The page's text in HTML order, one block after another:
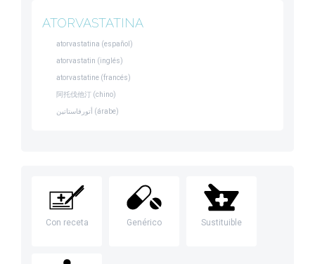
ATORVASTATINA
atorvastatina (español)
atorvastatin (inglés)
atorvastatine (francés)
阿托伐他汀 (chino)
أتورفاستاتين (árabe)
Con receta Genérico Sustituible